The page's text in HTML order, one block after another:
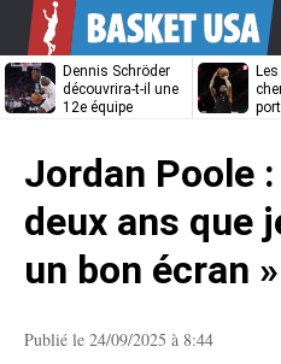
Dennis Schröder
découvrira-t-il une
12e équipe
Unibet
Jordan Poole
deux ans que
un bon écran »
Publié le 24/09/2025 à 8:44